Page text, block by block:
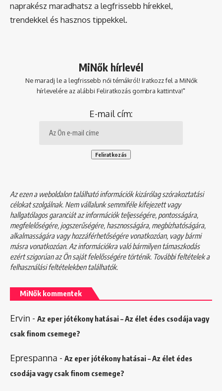
naprakész maradhatsz a legfrissebb hírekkel,
trendekkel és hasznos tippekkel.
MiNők hírlevél
Ne maradj le a legfrissebb női témákról! Iratkozz fel a MiNők
hírlevelére az alábbi Feliratkozás gombra kattintva!"
E-mail cím:
Az ezen a weboldalon található információk kizárólag szórakoztatási
célokat szolgálnak. Nem vállalunk semmiféle kifejezett vagy
hallgatólagos garanciát az információk teljességére, pontosságára,
megfelelőségére, jogszerűségére, hasznosságára, megbízhatóságára,
alkalmasságára vagy hozzáférhetőségére vonatkozóan, vagy bármi
másra vonatkozóan. Az információkra való bármilyen támaszkodás
ezért szigorúan az Ön saját felelősségére történik. További feltételek a
felhasználási feltételekbentalálhatók.
MiNők kommentek
Ervin - Az eper jótékony hatásai – Az élet édes csodája vagy
csak finom csemege?
Eprespanna - Az eper jótékony hatásai – Az élet édes
csodája vagy csak finom csemege?